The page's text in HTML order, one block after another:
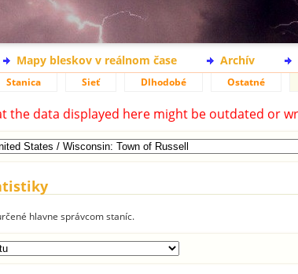
Mapy bleskov v reálnom čase Archív
Stanica Sieť Dlhodobé Ostatné
the data displayed here might be outdated or
hlavne správcom staníc.